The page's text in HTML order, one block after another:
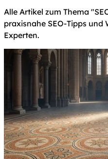
Alle Artikel zum Thema
praxisnahe SEO-Tipps und
Experten.